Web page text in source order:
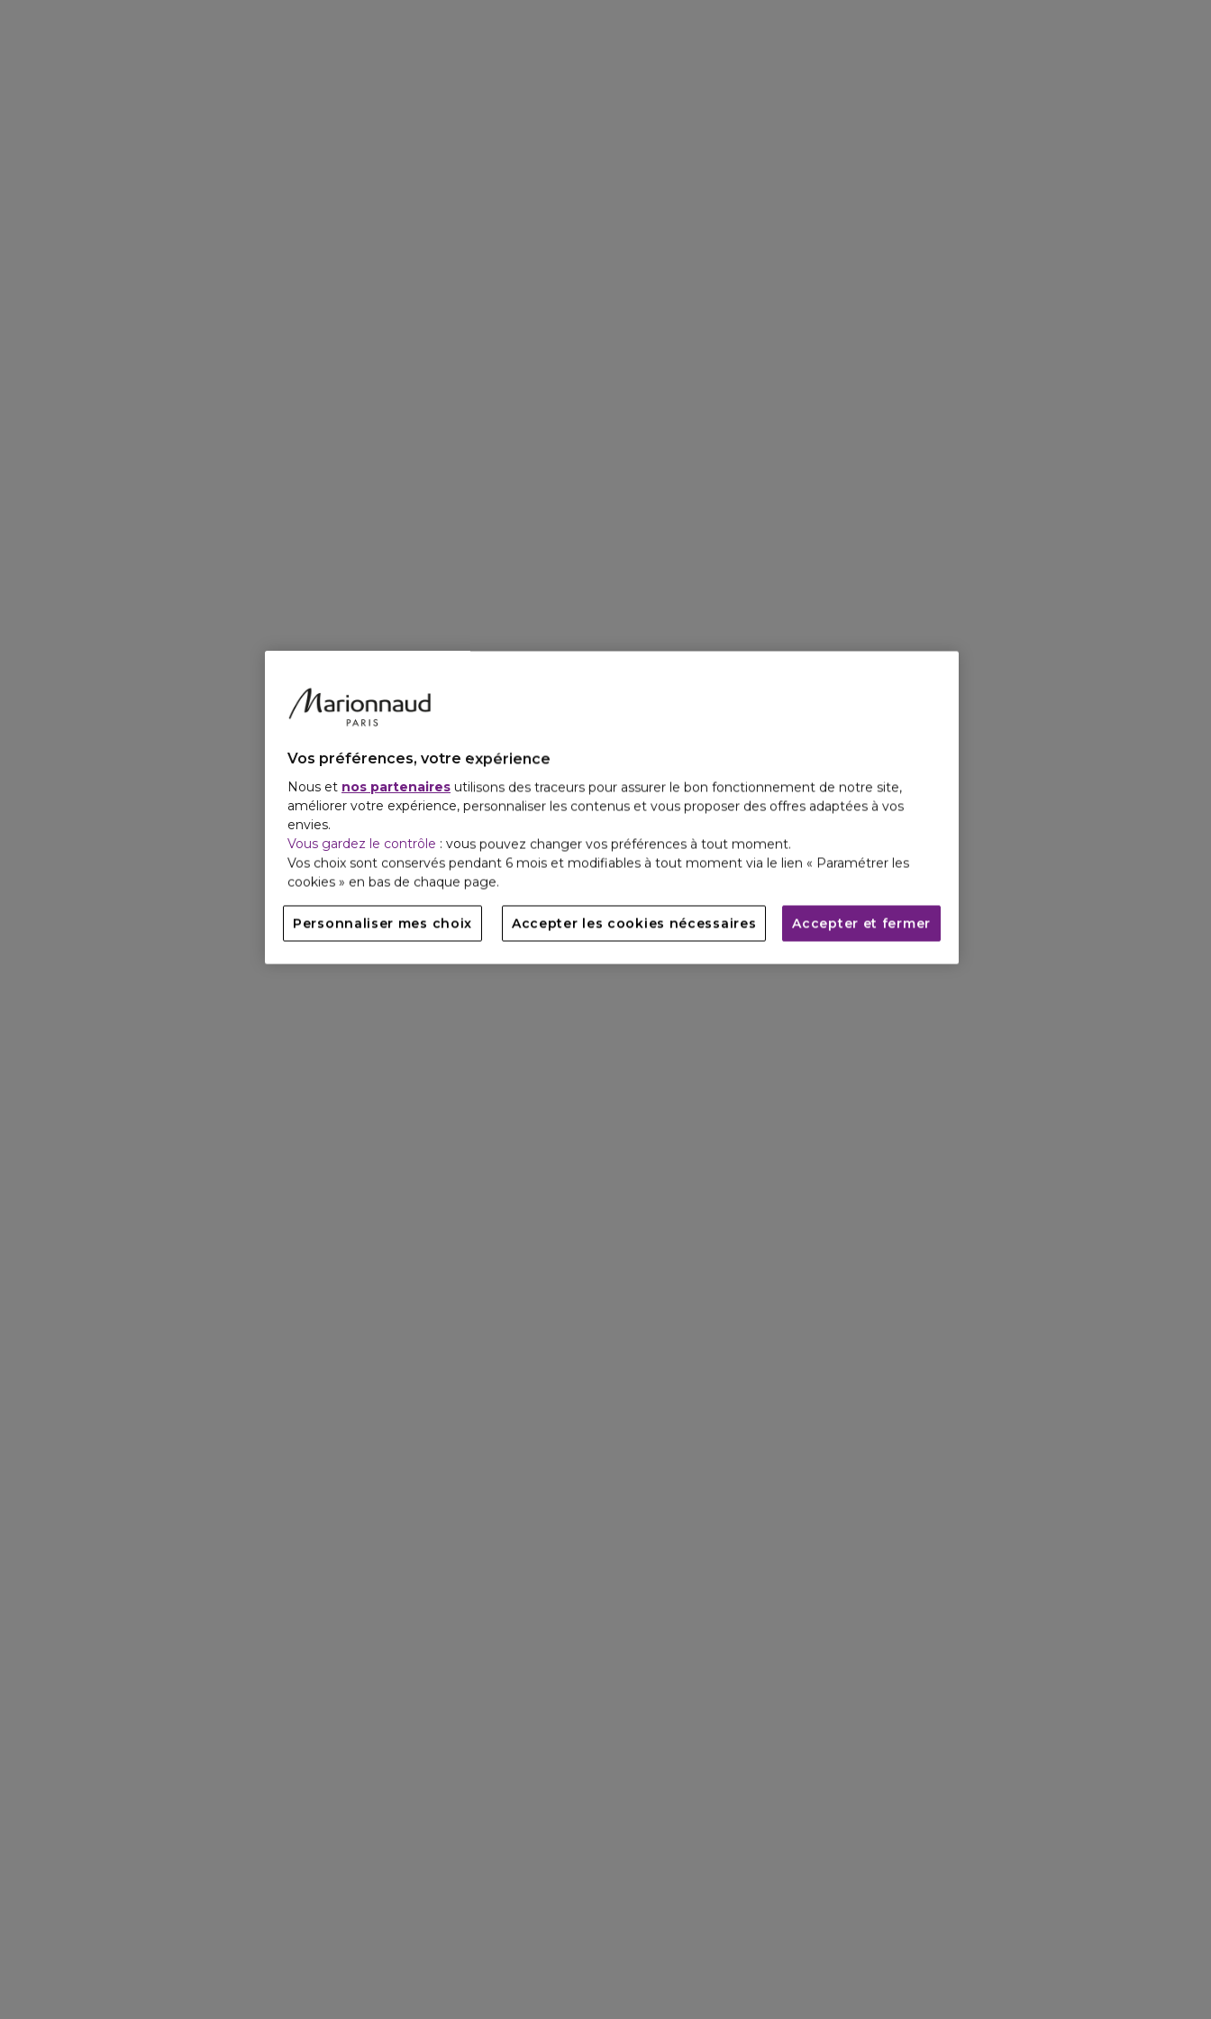
Vos préférences, votre expérience
Nous et nos partenaires utilisons des traceurs pour assurer le bon fonctionnement de notre site,
améliorer votre expérience, personnaliser les contenus et vous proposer des offres adaptées à vos
envies.
Vous gardez le contrôle : vous pouvez changer vos préférences à tout moment.
Vos choix sont conservés pendant 6 mois et modifiables à tout moment via le lien « Paramétrer les
cookies » en bas de chaque page.
Personnaliser mes choix Accepter les cookies nécessaires Accepter et fermer